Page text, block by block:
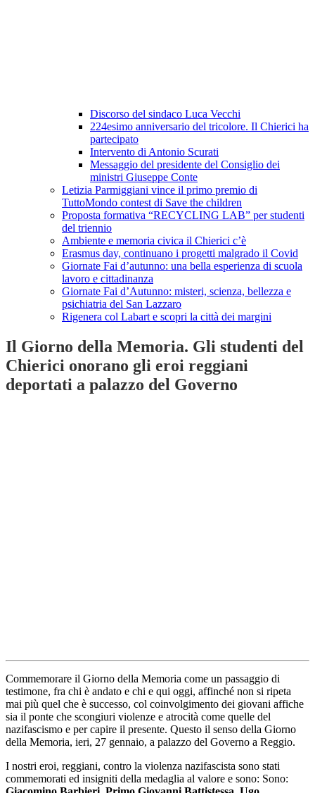
Discorso del sindaco Luca Vecchi
224esimo anniversario del tricolore. Il Chierici ha
partecipato
Intervento di Antonio Scurati
Messaggio del presidente del Consiglio dei
ministri Giuseppe Conte
Letizia Parmiggiani vince il primo premio di
TuttoMondo contest di Save the children
Proposta formativa “RECYCLING LAB” per studenti
del triennio
Ambiente e memoria civica il Chierici c’è
Erasmus day, continuano i progetti malgrado il Covid
Giornate Fai d’autunno: una bella esperienza di scuola
lavoro e cittadinanza
Giornate Fai d’Autunno: misteri, scienza, bellezza e
psichiatria del San Lazzaro
Rigenera col Labart e scopri la città dei margini
Il Giorno della Memoria. Gli studenti del
Chierici onorano gli eroi reggiani
deportati a palazzo del Governo
Commemorare il Giorno della Memoria come un passaggio di
testimone, fra chi è andato e chi e qui oggi, affinché non si ripeta
mai più quel che è successo, col coinvolgimento dei giovani affiche
sia il ponte che scongiuri violenze e atrocità come quelle del
nazifascismo e per capire il presente. Questo il senso della Giorno
della Memoria, ieri, 27 gennaio, a palazzo del Governo a Reggio.
I nostri eroi, reggiani, contro la violenza nazifascista sono stati
commemorati ed insigniti della medaglia al valore e sono: Sono: